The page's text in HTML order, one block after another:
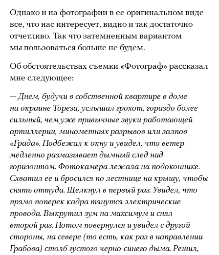
Однако и на фотографии в ее оригинальном виде
все, что нас интересует, видно и так достаточно
отчетливо. Так что затемненным вариантом
мы пользоваться больше не будем.
Об обстоятельствах съемки «Фотограф» рассказал
мне следующее:
— Днем, будучи в собственной квартире в доме
на окраине Тореза, услышал грохот, гораздо более
сильный, чем уже привычные звуки работающей
артиллерии, минометных разрывов или залпов
«Града». Подбежал к окну и увидел, что ветер
медленно размазывает дымный след над
горизонтом. Фотокамера лежала на подоконнике.
Схватил ее и бросился по лестнице на крышу, чтобы
снять оттуда. Щелкнул в первый раз. Увидел, что
прямо поперек кадра тянутся электрические
провода. Выкрутил зум на максимум и снял
второй раз. Потом повернулся и увидел с другой
стороны, на севере (то есть, как раз в направлении
Грабова) столб густого черно-синего дыма. Решил,